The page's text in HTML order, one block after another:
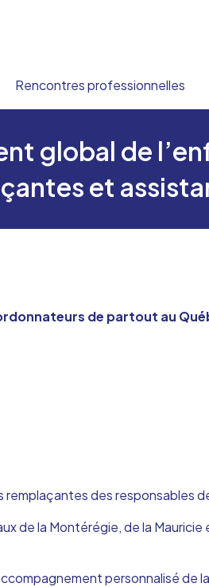
Rencontres professionnelles
global de
et
de partout au
des responsables
de la Montérégie, de la
personnalisé de